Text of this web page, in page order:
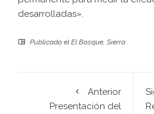
desarrolladas».
Publicado el El Bosque, Sierra
Anterior
Presentación del